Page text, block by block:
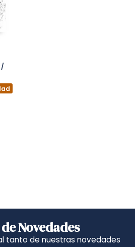
/
Novedades
tanto de nuestras novedades